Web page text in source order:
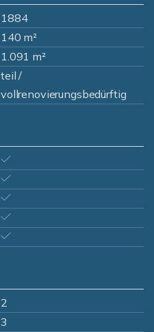
1884
140 m²
1.091 m²
teil /
vollrenovierungsbedürftig
2
3